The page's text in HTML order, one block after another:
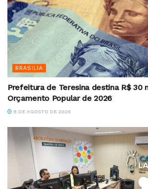
BRASILIA
Prefeitura de Teresina destina R$ 30
Orçamento Popular de 2026
8 DE AGOSTO DE 2026